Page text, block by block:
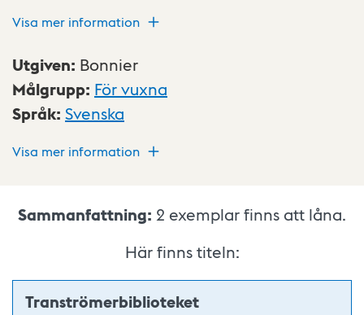
Visa mer information
Utgiven: Bonnier
Målgrupp: För vuxna
Språk: Svenska
Visa mer information
Sammanfattning: 2 exemplar finns att låna.
Här finns titeln:
Tranströmerbiblioteket